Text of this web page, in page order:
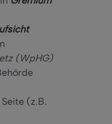
(WpHG)
(z.B.